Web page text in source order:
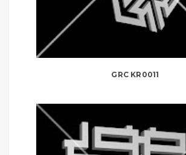
GRC KR0011